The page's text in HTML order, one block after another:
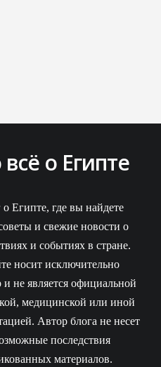
о Египте
Египте, где вы найдете
и свежие новости о
и событиях в стране.
носит исключительно
не является официальной
медицинской или иной
Автор блога не несет
последствия
материалов.